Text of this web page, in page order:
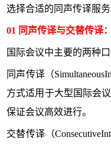
选择合适的同声传译服
01 同声传译与交替传译
国际会议中主要的两种
同声传译（
方式适用于大型国际会
保证会议高效进行。
交替传译（